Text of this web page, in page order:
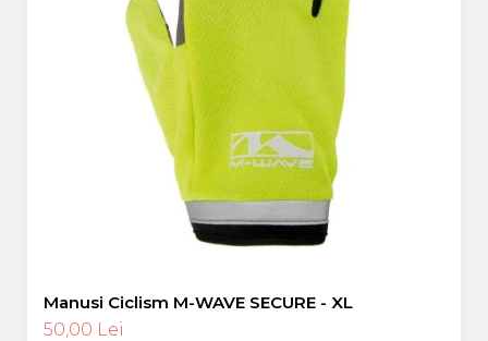
Manusi Ciclism M-WAVE SECURE - XL
50,00 Lei